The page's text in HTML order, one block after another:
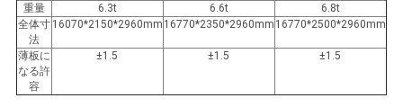
用
を
要
重量
6.3t 6.6t
6.8t
全体寸
法
16070*2150*2960mm 16770*2350*2960mm 16770*2500*2960mm
薄板に
なる許
容
±1.5 ±1.5 ±1.5